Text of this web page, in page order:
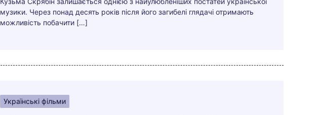
музики. Через понад десять років після його загибелі глядачі отримають
можливість побачити […]
Українські фільми